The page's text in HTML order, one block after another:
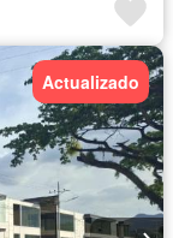
Actualizado